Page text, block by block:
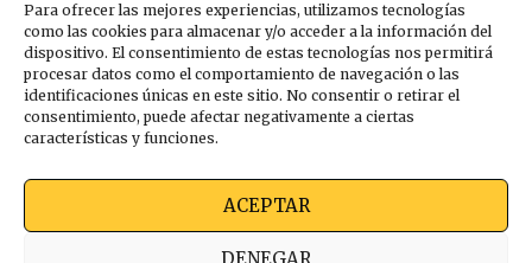
Para ofrecer las mejores experiencias, utilizamos tecnologías
como las cookies para almacenar y/o acceder a la información del
dispositivo. El consentimiento de estas tecnologías nos permitirá
procesar datos como el comportamiento de navegación o las
identificaciones únicas en este sitio. No consentir o retirar el
consentimiento, puede afectar negativamente a ciertas
características y funciones.
ACEPTAR
DENEGAR
salud
Bilbao acogerá el mayor
congreso europeo de salud
pública en noviembre
Ekimen Press